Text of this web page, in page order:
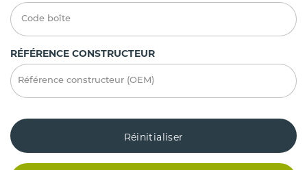
RÉFÉRENCE CONSTRUCTEUR
Réinitialiser